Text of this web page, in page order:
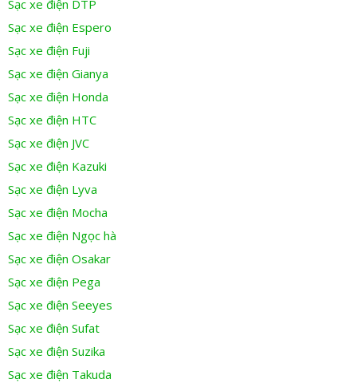
Sạc xe điện DTP
Sạc xe điện Espero
Sạc xe điện Fuji
Sạc xe điện Gianya
Sạc xe điện Honda
Sạc xe điện HTC
Sạc xe điện JVC
Sạc xe điện Kazuki
Sạc xe điện Lyva
Sạc xe điện Mocha
Sạc xe điện Ngọc hà
Sạc xe điện Osakar
Sạc xe điện Pega
Sạc xe điện Seeyes
Sạc xe điện Sufat
Sạc xe điện Suzika
Sạc xe điện Takuda